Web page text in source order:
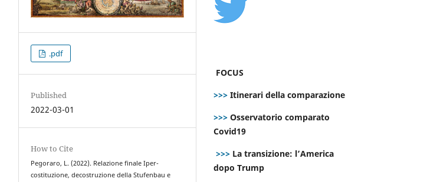
.pdf
Published
2022-03-01
How to Cite
Pegoraro, L. (2022). Relazione finale Iper-
costituzione, decostruzione della Stufenbau e
FOCUS
>>> Itinerari della comparazione
>>> Osservatorio comparato
Covid19
>>> La transizione: l’America
dopo Trump